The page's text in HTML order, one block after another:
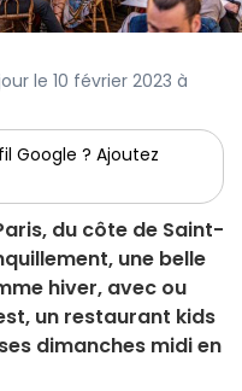
le 10 février 2023 à
Google ? Ajoutez
du côte de Saint-
une belle
hiver, avec ou
un restaurant kids
dimanches midi en